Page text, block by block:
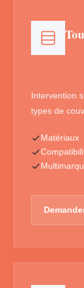
Intervention
types de
Matériaux